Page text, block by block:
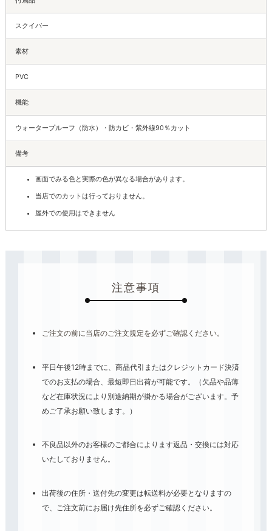
スクイバー
素材
PVC
機能
ウォータープルーフ（防水）・防カビ・紫外線90％カット
備考
画面でみる色と実際の色が異なる場合があります。
当店でのカットは行っておりません。
屋外での使用はできません
注意事項
ご注文の前に当店のご注文規定を必ずご確認ください。
平日午後12時までに、商品代引またはクレジットカード決済
でのお支払の場合、最短即日出荷が可能です。（欠品や品薄
など在庫状況により別途納期が掛かる場合がございます。予
めご了承お願い致します。）
不良品以外のお客様のご都合によります返品・交換には対応
いたしておりません。
出荷後の住所・送付先の変更は転送料が必要となりますの
で、ご注文前にお届け先住所を必ずご確認ください。